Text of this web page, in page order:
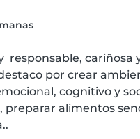
responsable,
por crear
cognitivo y
preparar alimentos